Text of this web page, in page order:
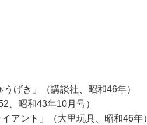
げき」（講談社、昭和46年）
、昭和43年10月号）
アント」（大里玩具、昭和46年）